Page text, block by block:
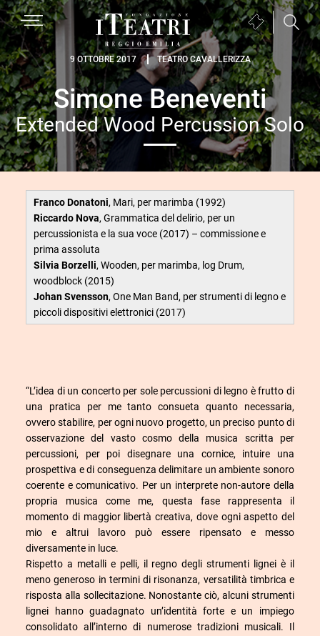
Passa
alla
navigazione
primaria
Passa
al
contenuto
principale
Passa
al
piè
di
pagina
MENU
Fondazione
Teatri
Reggio
Emilia
Biglietteria
(si
apre
in
una
nuova
finestra)
9 OTTOBRE 2017 TEATRO CAVALLERIZZA
Simone Beneventi
Extended Wood Percussion Solo
Franco Donatoni, Mari, per marimba (1992)
Riccardo Nova, Grammatica del delirio, per un
percussionista e la sua voce (2017) – commissione e
prima assoluta
Silvia Borzelli, Wooden, per marimba, log Drum,
woodblock (2015)
Johan Svensson, One Man Band, per strumenti di legno e
piccoli dispositivi elettronici (2017)
“L’idea di un concerto per sole percussioni di legno è frutto di
una pratica per me tanto consueta quanto necessaria,
ovvero stabilire, per ogni nuovo progetto, un preciso punto di
osservazione del vasto cosmo della musica scritta per
percussioni, per poi disegnare una cornice, intuire una
prospettiva e di conseguenza delimitare un ambiente sonoro
coerente e comunicativo. Per un interprete non-autore della
propria musica come me, questa fase rappresenta il
momento di maggior libertà creativa, dove ogni aspetto del
mio e altrui lavoro può essere ripensato e messo
diversamente in luce.
Rispetto a metalli e pelli, il regno degli strumenti lignei è il
meno generoso in termini di risonanza, versatilità timbrica e
risposta alla sollecitazione. Nonostante ciò, alcuni strumenti
lignei hanno guadagnato un’identità forte e un impiego
consolidato all’interno di numerose tradizioni musicali. Il